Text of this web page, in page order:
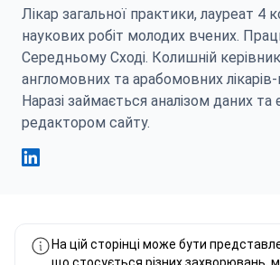
Лікар загальної практики, лауреат 4
наукових робіт молодих вчених.
Середньому Сході. Колишній
англомовних та арабомовних
Наразі займається аналізом даних
редактором сайту.
На цій сторінці може бути